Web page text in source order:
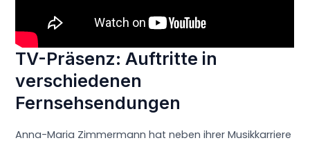
TV-Präsenz: Auftritte in
verschiedenen
Fernsehsendungen
Anna-Maria Zimmermann hat neben ihrer Musikkarriere